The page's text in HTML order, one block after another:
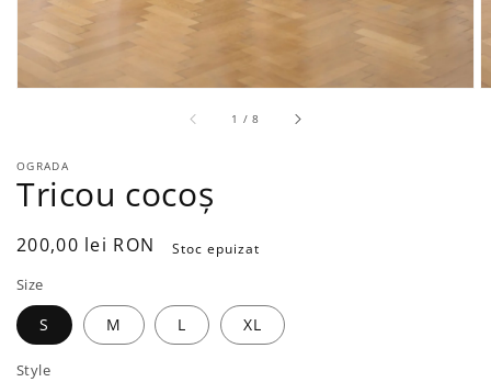
1 /din
8
OGRADA
Tricou cocoș
Preț
200,00 lei RON Stoc epuizat
Size
S M L XL
Style